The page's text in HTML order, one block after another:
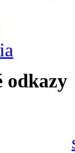
odkazy